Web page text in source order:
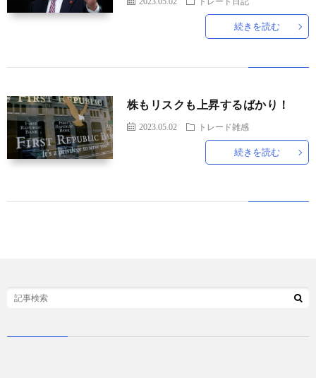
ー
放
車
説
ス
続きを読む
株もリスクも上昇するばかり！
2023.05.02 トレード雑感
続きを読む